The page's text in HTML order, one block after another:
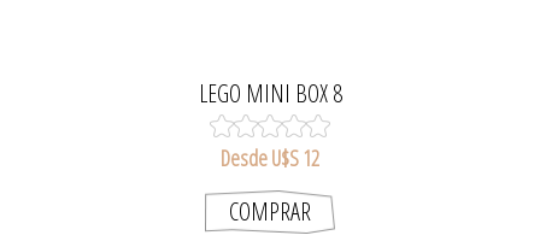
LEGO MINI BOX 8
Desde U$S 12